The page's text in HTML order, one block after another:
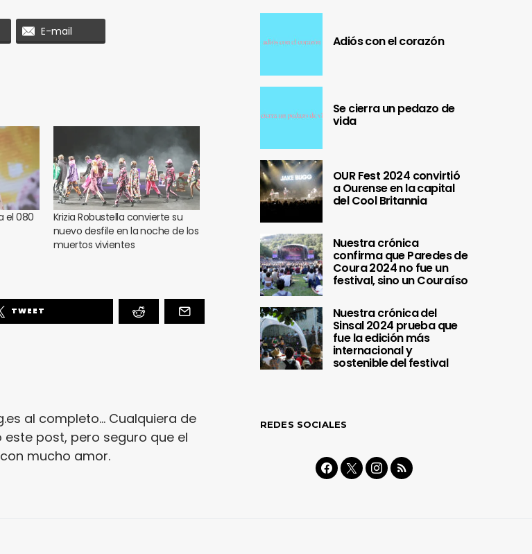
E-mail
el 080
Krizia Robustella convierte su
nuevo desfile en la noche de los
muertos vivientes
TWEET
al completo... Cualquiera de
post, pero seguro que el
mucho amor.
Adiós con el corazón
Se cierra un pedazo de
vida
OUR Fest 2024 convirtió
a Ourense en la capital
del Cool Britannia
Nuestra crónica
confirma que Paredes de
Coura 2024 no fue un
festival, sino un Couraíso
Nuestra crónica del
Sinsal 2024 prueba que
fue la edición más
internacional y
sostenible del festival
REDES SOCIALES